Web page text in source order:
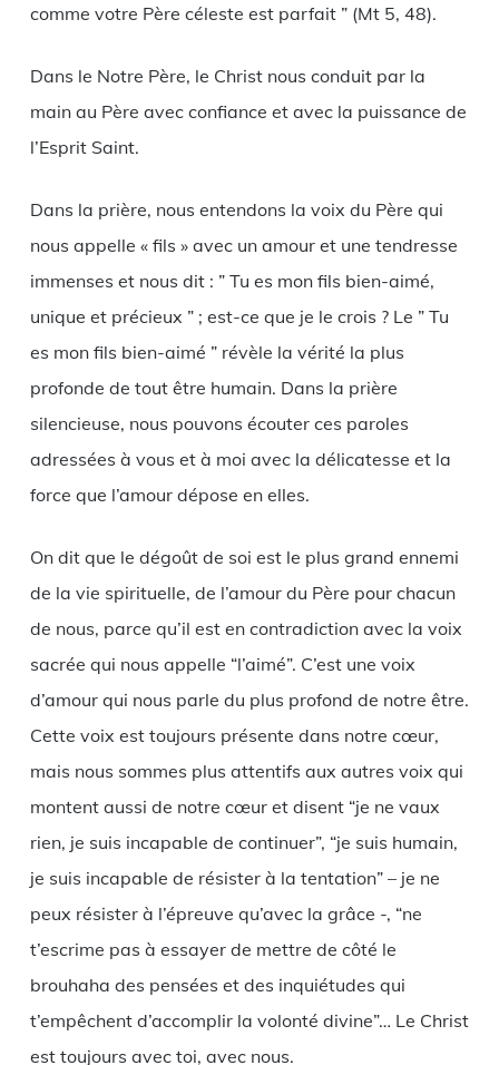
comme votre Père céleste est parfait ” (Mt 5, 48).
Dans le Notre Père, le Christ nous conduit par la
main au Père avec confiance et avec la puissance de
l’Esprit Saint.
Dans la prière, nous entendons la voix du Père qui
nous appelle « fils » avec un amour et une tendresse
immenses et nous dit : ” Tu es mon fils bien-aimé,
unique et précieux ” ; est-ce que je le crois ? Le ” Tu
es mon fils bien-aimé ” révèle la vérité la plus
profonde de tout être humain. Dans la prière
silencieuse, nous pouvons écouter ces paroles
adressées à vous et à moi avec la délicatesse et la
force que l’amour dépose en elles.
On dit que le dégoût de soi est le plus grand ennemi
de la vie spirituelle, de l’amour du Père pour chacun
de nous, parce qu’il est en contradiction avec la voix
sacrée qui nous appelle “l’aimé”. C’est une voix
d’amour qui nous parle du plus profond de notre être.
Cette voix est toujours présente dans notre cœur,
mais nous sommes plus attentifs aux autres voix qui
montent aussi de notre cœur et disent “je ne vaux
rien, je suis incapable de continuer”, “je suis humain,
je suis incapable de résister à la tentation” – je ne
peux résister à l’épreuve qu’avec la grâce -, “ne
t’escrime pas à essayer de mettre de côté le
brouhaha des pensées et des inquiétudes qui
t’empêchent d’accomplir la volonté divine”… Le Christ
est toujours avec toi, avec nous.